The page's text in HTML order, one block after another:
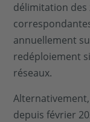
délimitation des
annuellement
redéploiement
réseaux.
depuis février